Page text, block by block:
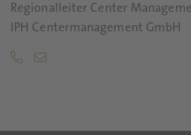
Regionalleiter Center
IPH Centermanagement GmbH